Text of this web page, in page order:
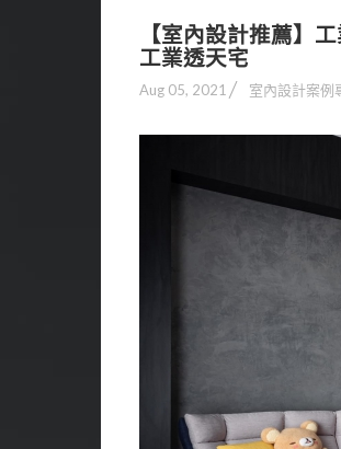
【室內設計推薦】
工業透天宅
Aug 05, 2021 室內設計案例